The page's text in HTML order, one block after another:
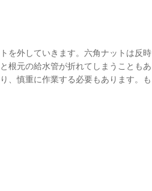
を外していきます。六角ナットは反時
根元の給水管が折れてしまうこともあ
、慎重に作業する必要もあります。も